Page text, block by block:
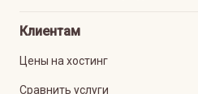
Клиентам
Цены на хостинг
Сравнить услуги